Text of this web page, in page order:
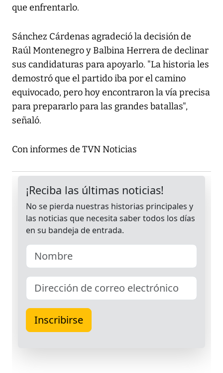
que enfrentarlo.
Sánchez Cárdenas agradeció la decisión de
Raúl Montenegro y Balbina Herrera de declinar
sus candidaturas para apoyarlo. "La historia les
demostró que el partido iba por el camino
equivocado, pero hoy encontraron la vía precisa
para prepararlo para las grandes batallas",
señaló.
Con informes de TVN Noticias